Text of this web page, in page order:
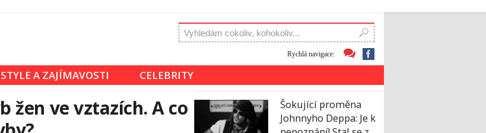
Rychlá navigace:
A ZAJÍMAVOSTI CELEBRITY
žen ve vztazích. A co
Šokující proměna
Johnnyho Deppa: Je k